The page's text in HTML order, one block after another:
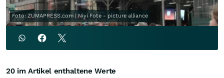
Foto: ZUMAPRESS.com | Niyi Fote - picture alliance
20 im Artikel enthaltene Werte